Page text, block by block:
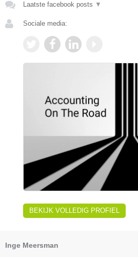
Laatste facebook posts ▼
Sociale media:
BEKIJK VOLLEDIG PROFIEL
Inge Meersman